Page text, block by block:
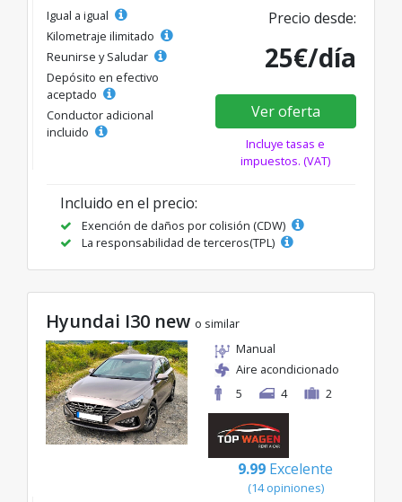
Igual a igual
Kilometraje ilimitado
Reunirse y Saludar
Depósito en efectivo
aceptado
Conductor adicional
incluido
Precio desde:
25€/día
Ver oferta
Incluye tasas e
impuestos. (VAT)
Incluido en el precio:
Exención de daños por colisión (CDW)
La responsabilidad de terceros(TPL)
Hyundai I30 new o similar
Manual
Aire acondicionado
5
4 2
9.99 Excelente
(14 opiniones)